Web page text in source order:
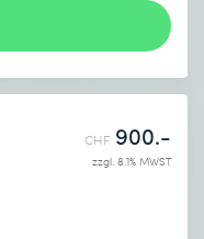
CHF 900.-
zzgl. 8.1% MWST